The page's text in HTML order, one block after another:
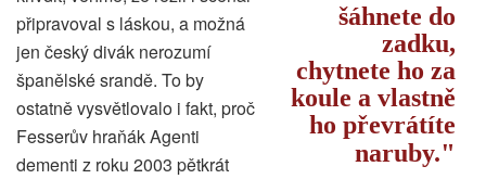
šáhnete do
zadku,
chytnete ho za
koule a vlastně
ho převrátíte
naruby.
připravoval s láskou, a možná
jen český divák nerozumí
španělské srandě. To by
ostatně vysvětlovalo i fakt, proč
Fesserův hraňák Agenti
dementi z roku 2003 pětkrát